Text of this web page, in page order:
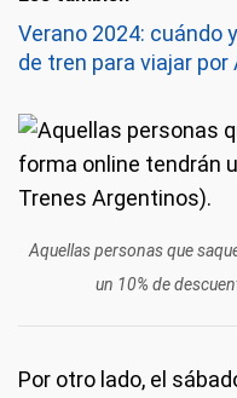
Verano 2024: cuándo
de tren para viajar por
Aquellas personas que
un 10% de
Por otro lado, el